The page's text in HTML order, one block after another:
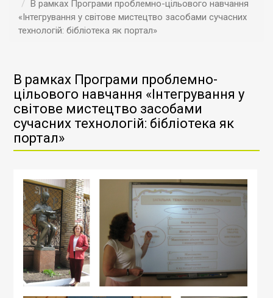
В рамках Програми проблемно-цільового навчання
«Інтегрування у світове мистецтво засобами сучасних
технологій: бібліотека як портал»
В рамках Програми проблемно-
цільового навчання «Інтегрування у
світове мистецтво засобами
сучасних технологій: бібліотека як
портал»
27
квітня
рамках
Програми
проблемно-
«Інтегрування
світове
мистецтво
засобами
сучасних
технологій:
бібліотека